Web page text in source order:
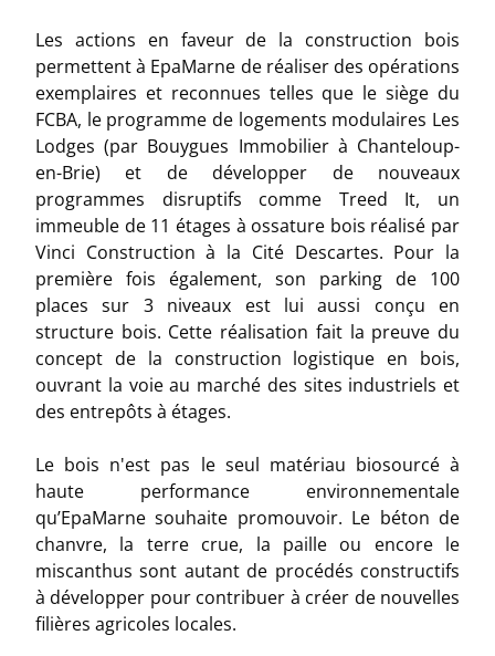
Les actions en faveur de la construction bois
permettent à EpaMarne de réaliser des opérations
exemplaires et reconnues telles que le siège du
FCBA, le programme de logements modulaires Les
Lodges (par Bouygues Immobilier à Chanteloup-
en-Brie) et de développer de nouveaux
programmes disruptifs comme Treed It, un
immeuble de 11 étages à ossature bois réalisé par
Vinci Construction à la Cité Descartes. Pour la
première fois également, son parking de 100
places sur 3 niveaux est lui aussi conçu en
structure bois. Cette réalisation fait la preuve du
concept de la construction logistique en bois,
ouvrant la voie au marché des sites industriels et
des entrepôts à étages.
Le bois n'est pas le seul matériau biosourcé à
haute performance environnementale
qu’EpaMarne souhaite promouvoir. Le béton de
chanvre, la terre crue, la paille ou encore le
miscanthus sont autant de procédés constructifs
à développer pour contribuer à créer de nouvelles
filières agricoles locales.